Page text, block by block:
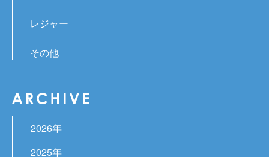
レジャー
その他
2026年
2025年